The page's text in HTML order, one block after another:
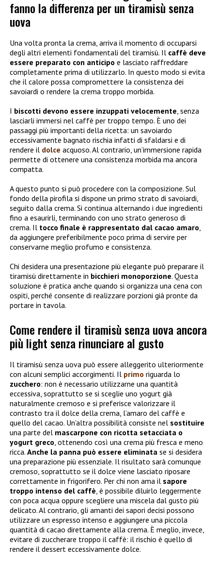
fanno la differenza per un tiramisù senza
uova
Una volta pronta la crema, arriva il momento di occuparsi
degli altri elementi fondamentali del tiramisù. Il caffè deve
essere preparato con anticipo e lasciato raffreddare
completamente prima di utilizzarlo. In questo modo si evita
che il calore possa compromettere la consistenza dei
savoiardi o rendere la crema troppo morbida.
I biscotti devono essere inzuppati velocemente , senza
lasciarli immersi nel caffè per troppo tempo. È uno dei
passaggi più importanti della ricetta: un savoiardo
eccessivamente bagnato rischia infatti di sfaldarsi e di
rendere il dolce acquoso. Al contrario, un’immersione rapida
permette di ottenere una consistenza morbida ma ancora
compatta.
A questo punto si può procedere con la composizione. Sul
fondo della pirofila si dispone un primo strato di savoiardi,
seguito dalla crema. Si continua alternando i due ingredienti
fino a esaurirli, terminando con uno strato generoso di
crema. Il tocco finale è rappresentato dal cacao amaro
da aggiungere preferibilmente poco prima di servire per
conservarne meglio profumo e consistenza.
Chi desidera una presentazione più elegante può preparare il
tiramisù direttamente in bicchieri monoporzione. Questa
soluzione è pratica anche quando si organizza una cena con
ospiti, perché consente di realizzare porzioni già pronte da
portare in tavola.
Come rendere il tiramisù senza uova ancora
più light senza rinunciare al gusto
Il tiramisù senza uova può essere alleggerito ulteriormente
con alcuni semplici accorgimenti. Il primo riguarda lo
zucchero: non è necessario utilizzarne una quantità
eccessiva, soprattutto se si sceglie uno yogurt già
naturalmente cremoso e si preferisce valorizzare il
contrasto tra il dolce della crema, l’amaro del caffè e
quello del cacao. Un’altra possibilità consiste nel sostituire
una parte del mascarpone con ricotta setacciata o
yogurt greco, ottenendo così una crema più fresca e meno
ricca. Anche la panna può essere eliminata se si desidera
una preparazione più essenziale. Il risultato sarà comunque
cremoso, soprattutto se il dolce viene lasciato riposare
correttamente in frigorifero. Per chi non ama il sapore
troppo intenso del caffè, è possibile diluirlo leggermente
con poca acqua oppure scegliere una miscela dal gusto più
delicato. Al contrario, gli amanti dei sapori decisi possono
utilizzare un espresso intenso e aggiungere una piccola
quantità di cacao direttamente alla crema. È meglio, invece,
evitare di zuccherare troppo il caffè: il rischio è quello di
rendere il dessert eccessivamente dolce.